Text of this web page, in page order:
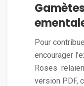
Pour
encourager
Roses
version PDF,